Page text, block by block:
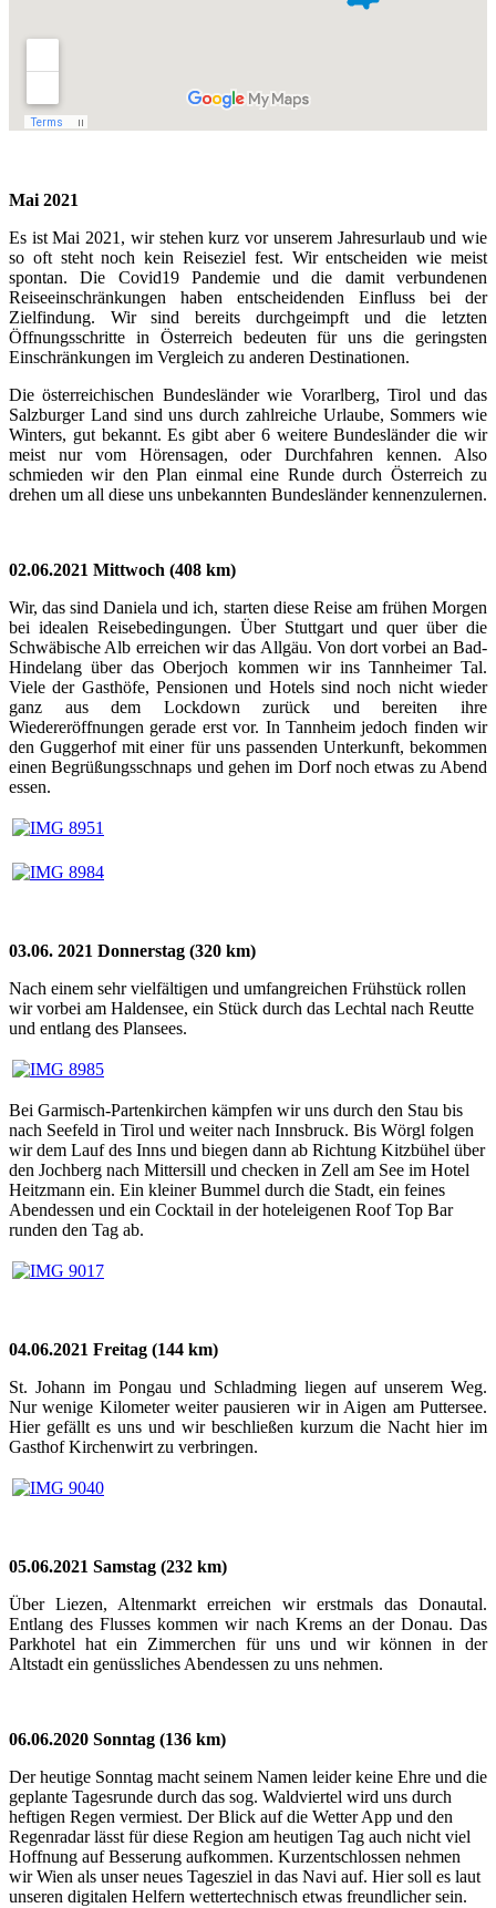
Mai 2021
Es ist Mai 2021, wir stehen kurz vor unserem Jahresurlaub und wie
so oft steht noch kein Reiseziel fest. Wir entscheiden wie meist
spontan. Die Covid19 Pandemie und die damit verbundenen
Reiseeinschränkungen haben entscheidenden Einfluss bei der
Zielfindung. Wir sind bereits durchgeimpft und die letzten
Öffnungsschritte in Österreich bedeuten für uns die geringsten
Einschränkungen im Vergleich zu anderen Destinationen.
Die österreichischen Bundesländer wie Vorarlberg, Tirol und das
Salzburger Land sind uns durch zahlreiche Urlaube, Sommers wie
Winters, gut bekannt. Es gibt aber 6 weitere Bundesländer die wir
meist nur vom Hörensagen, oder Durchfahren kennen. Also
schmieden wir den Plan einmal eine Runde durch Österreich zu
drehen um all diese uns unbekannten Bundesländer kennenzulernen.
02.06.2021 Mittwoch (408 km)
Wir, das sind Daniela und ich, starten diese Reise am frühen Morgen
bei idealen Reisebedingungen. Über Stuttgart und quer über die
Schwäbische Alb erreichen wir das Allgäu. Von dort vorbei an Bad-
Hindelang über das Oberjoch kommen wir ins Tannheimer Tal.
Viele der Gasthöfe, Pensionen und Hotels sind noch nicht wieder
ganz aus dem Lockdown zurück und bereiten ihre
Wiedereröffnungen gerade erst vor. In Tannheim jedoch finden wir
den Guggerhof mit einer für uns passenden Unterkunft, bekommen
einen Begrüßungsschnaps und gehen im Dorf noch etwas zu Abend
essen.
03.06. 2021 Donnerstag (320 km)
Nach einem sehr vielfältigen und umfangreichen Frühstück rollen
wir vorbei am Haldensee, ein Stück durch das Lechtal nach Reutte
und entlang des Plansees.
Bei Garmisch-Partenkirchen kämpfen wir uns durch den Stau bis
nach Seefeld in Tirol und weiter nach Innsbruck. Bis Wörgl folgen
wir dem Lauf des Inns und biegen dann ab Richtung Kitzbühel über
den Jochberg nach Mittersill und checken in Zell am See im Hotel
Heitzmann ein. Ein kleiner Bummel durch die Stadt, ein feines
Abendessen und ein Cocktail in der hoteleigenen Roof Top Bar
runden den Tag ab.
04.06.2021 Freitag (144 km)
St. Johann im Pongau und Schladming liegen auf unserem Weg.
Nur wenige Kilometer weiter pausieren wir in Aigen am Puttersee.
Hier gefällt es uns und wir beschließen kurzum die Nacht hier im
Gasthof Kirchenwirt zu verbringen.
05.06.2021 Samstag (232 km)
Über Liezen, Altenmarkt erreichen wir erstmals das Donautal.
Entlang des Flusses kommen wir nach Krems an der Donau. Das
Parkhotel hat ein Zimmerchen für uns und wir können in der
Altstadt ein genüssliches Abendessen zu uns nehmen.
06.06.2020 Sonntag (136 km)
Der heutige Sonntag macht seinem Namen leider keine Ehre und die
geplante Tagesrunde durch das sog. Waldviertel wird uns durch
heftigen Regen vermiest. Der Blick auf die Wetter App und den
Regenradar lässt für diese Region am heutigen Tag auch nicht viel
Hoffnung auf Besserung aufkommen. Kurzentschlossen nehmen
wir Wien als unser neues Tagesziel in das Navi auf. Hier soll es laut
unseren digitalen Helfern wettertechnisch etwas freundlicher sein.